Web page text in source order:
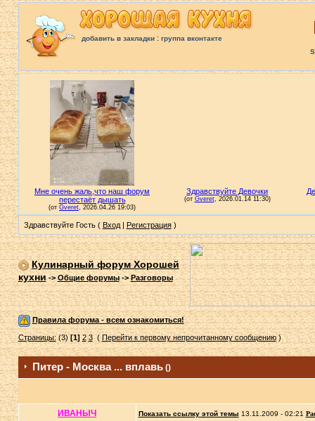
добавить в закладки: группа вконтакте
Здравствуйте Гость ( Вход| Регистрация)
Кулинарный форум Хорошей
кухни->Общие форумы-> Разговоры
Правила форума - всем ознакомиться!
Страницы:(3) [1] 2 3(Перейти к первому непрочитанному сообщению)
Питер - Москва ... вплавь()
ИВАНЫЧ Показать ссылку этой темы 13.11.2009 - 02:21